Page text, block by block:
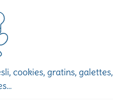
cookies, gratins, galettes,